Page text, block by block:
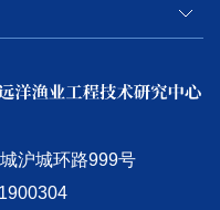
沪城环路999号